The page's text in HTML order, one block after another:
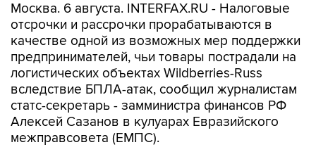
Москва. 6 августа. INTERFAX.RU - Налоговые
отсрочки и рассрочки прорабатываются в
качестве одной из возможных мер поддержки
предпринимателей, чьи товары пострадали на
логистических объектах Wildberries-Russ
вследствие БПЛА-атак, сообщил журналистам
статс-секретарь - замминистра финансов РФ
Алексей Сазанов в кулуарах Евразийского
межправсовета (ЕМПС).